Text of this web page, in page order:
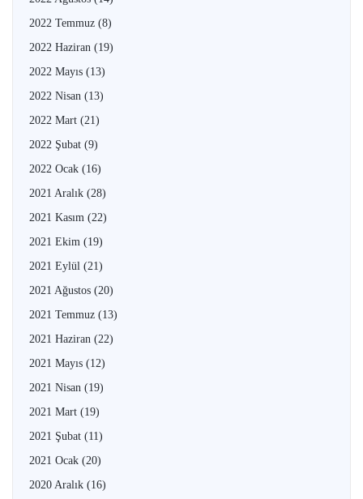
2022 Temmuz (8)
2022 Haziran (19)
2022 Mayıs (13)
2022 Nisan (13)
2022 Mart (21)
2022 Şubat (9)
2022 Ocak (16)
2021 Aralık (28)
2021 Kasım (22)
2021 Ekim (19)
2021 Eylül (21)
2021 Ağustos (20)
2021 Temmuz (13)
2021 Haziran (22)
2021 Mayıs (12)
2021 Nisan (19)
2021 Mart (19)
2021 Şubat (11)
2021 Ocak (20)
2020 Aralık (16)